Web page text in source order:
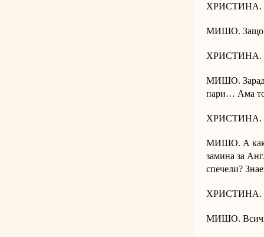
ХРИСТИНА.
МИШО. Защо
ХРИСТИНА.
МИШО. Заради
пари… Ама
ХРИСТИНА.
МИШО. А как
замина за
спечели?
ХРИСТИНА.
МИШО.